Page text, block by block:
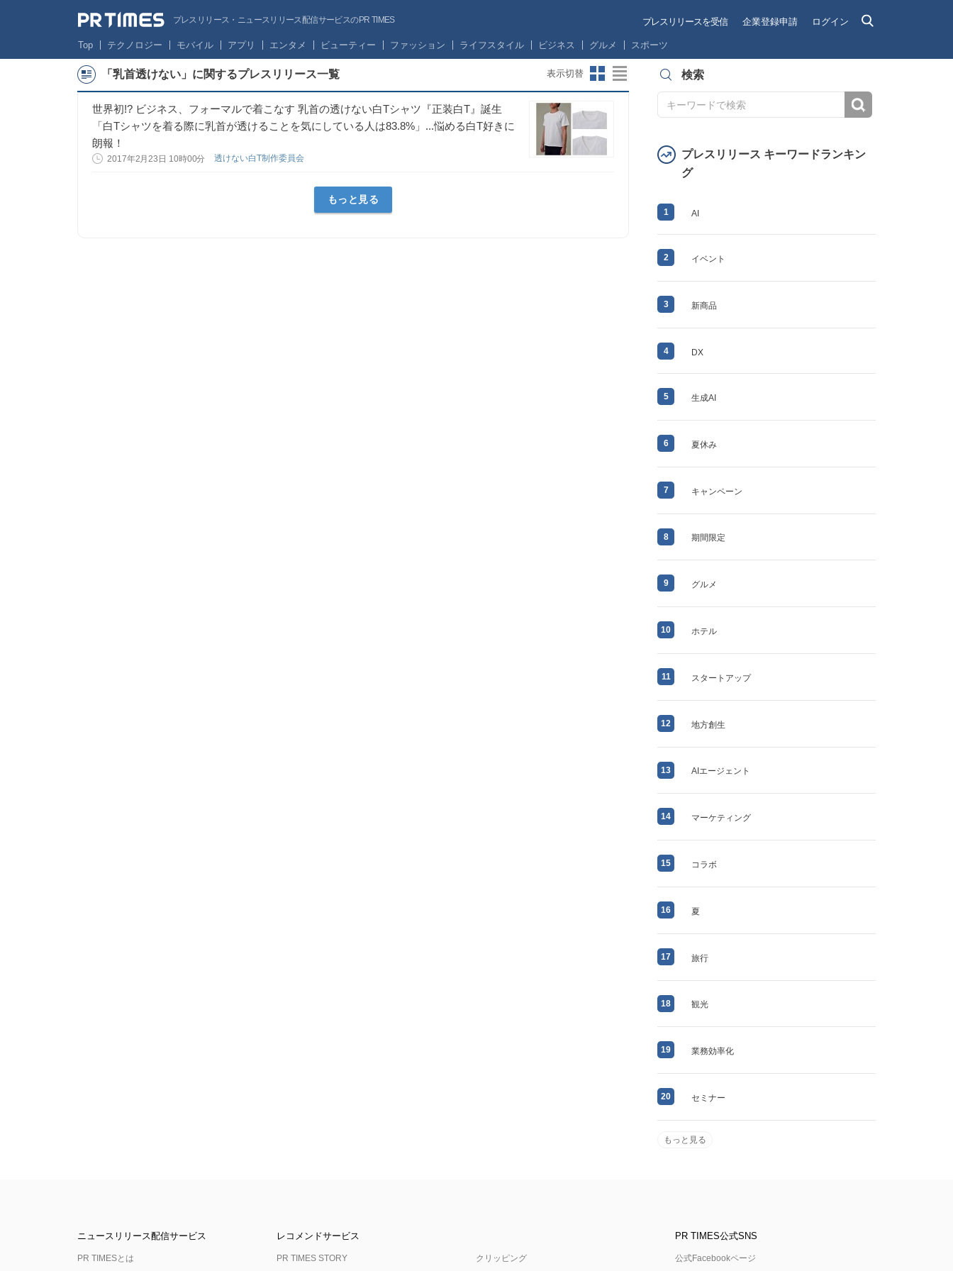
プレスリリース・ニュースリリース配信サービスのPR TIMES プレスリリースを受信 企業登録申請 ログイン
Top テクノロジー モバイル アプリ エンタメ ビューティー ファッション ライフスタイル ビジネス グルメ スポーツ
「乳首透けない」に関するプレスリリース一覧 表示切替
世界初!? ビジネス、フォーマルで着こなす 乳首の透けない白Tシャツ『正装白T』誕生
「白Tシャツを着る際に乳首が透けることを気にしている人は83.8%」...悩める白T好きに
朗報！
2017年2月23日 10時00分 透けない白T制作委員会
もっと見る
検索
プレスリリース キーワードランキン
グ
1 AI
2 イベント
3 新商品
4 DX
5 生成AI
6 夏休み
7 キャンペーン
8 期間限定
9 グルメ
10 ホテル
11 スタートアップ
12 地方創生
13 AIエージェント
14 マーケティング
15 コラボ
16 夏
17 旅行
18 観光
19 業務効率化
20 セミナー
もっと見る
ニュースリリース配信サービス
PR TIMESとは
レコメンドサービス
PR TIMES STORY クリッピング
PR TIMES公式SNS
公式Facebookページ